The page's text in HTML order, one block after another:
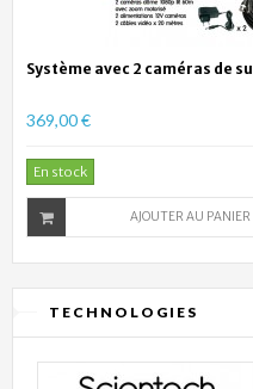
Système avec 2 caméras de
369,00 €
En stock
AJOUTER AU PANIER
TECHNOLOGIES